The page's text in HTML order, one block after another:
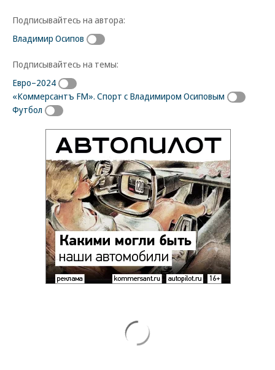
Подписывайтесь на автора:
Владимир Осипов
Подписывайтесь на темы:
Евро–2024
«Коммерсантъ FM». Спорт с Владимиром Осиповым
Футбол